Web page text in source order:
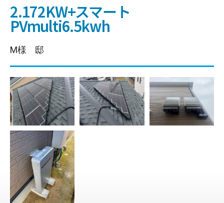
2.172KW+スマート
PVmulti6.5kwh
M様 邸